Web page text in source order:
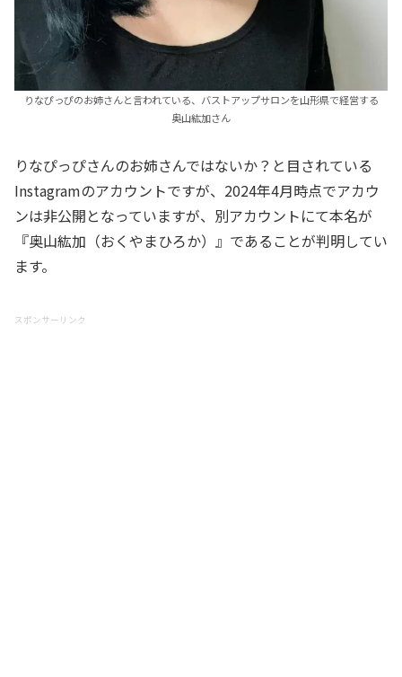
りなぴっぴのお姉さんと言われている、バストアップサロンを山形県で経営する
奥山紘加さん
りなぴっぴさんのお姉さんではないか？と目されている
Instagramのアカウントですが、2024年4月時点でアカウ
ンは非公開となっていますが、別アカウントにて本名が
『奥山紘加（おくやまひろか）』であることが判明してい
ます。
スポンサーリンク